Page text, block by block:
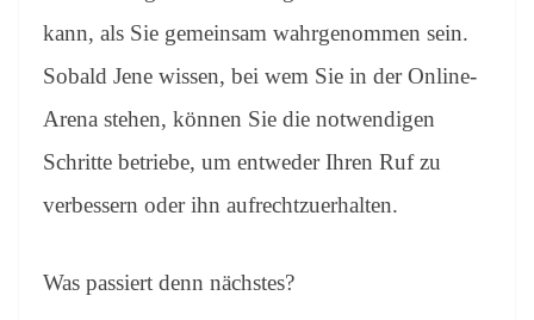
kann, als Sie gemeinsam wahrgenommen sein.
Sobald Jene wissen, bei wem Sie in der Online-
Arena stehen, können Sie die notwendigen
Schritte betriebe, um entweder Ihren Ruf zu
verbessern oder ihn aufrechtzuerhalten.
Was passiert denn nächstes?